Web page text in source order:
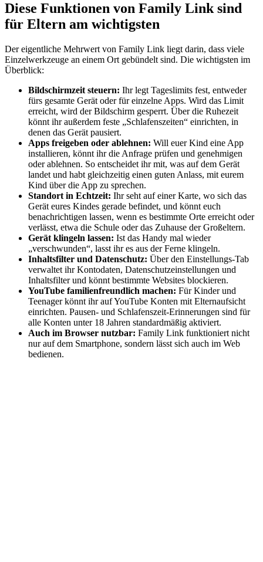
Diese Funktionen von Family Link sind
für Eltern am wichtigsten
Der eigentliche Mehrwert von Family Link liegt darin, dass viele
Einzelwerkzeuge an einem Ort gebündelt sind. Die wichtigsten im
Überblick:
Bildschirmzeit steuern: Ihr legt Tageslimits fest, entweder
fürs gesamte Gerät oder für einzelne Apps. Wird das Limit
erreicht, wird der Bildschirm gesperrt. Über die Ruhezeit
könnt ihr außerdem feste „Schlafenszeiten“ einrichten, in
denen das Gerät pausiert.
Apps freigeben oder ablehnen: Will euer Kind eine App
installieren, könnt ihr die Anfrage prüfen und genehmigen
oder ablehnen. So entscheidet ihr mit, was auf dem Gerät
landet und habt gleichzeitig einen guten Anlass, mit eurem
Kind über die App zu sprechen.
Standort in Echtzeit: Ihr seht auf einer Karte, wo sich das
Gerät eures Kindes gerade befindet, und könnt euch
benachrichtigen lassen, wenn es bestimmte Orte erreicht oder
verlässt, etwa die Schule oder das Zuhause der Großeltern.
Gerät klingeln lassen: Ist das Handy mal wieder
„verschwunden“, lasst ihr es aus der Ferne klingeln.
Inhaltsfilter und Datenschutz: Über den Einstellungs-Tab
verwaltet ihr Kontodaten, Datenschutzeinstellungen und
Inhaltsfilter und könnt bestimmte Websites blockieren.
YouTube familienfreundlich machen: Für Kinder und
Teenager könnt ihr auf YouTube Konten mit Elternaufsicht
einrichten. Pausen- und Schlafenszeit-Erinnerungen sind für
alle Konten unter 18 Jahren standardmäßig aktiviert.
Auch im Browser nutzbar: Family Link funktioniert nicht
nur auf dem Smartphone, sondern lässt sich auch im Web
bedienen.